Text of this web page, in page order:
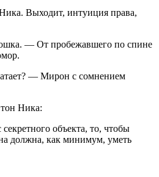
Выходит, интуиция права,
— От пробежавшего по спине
— Мирон с сомнением
Ника:
объекта, то, чтобы
должна, как минимум, уметь